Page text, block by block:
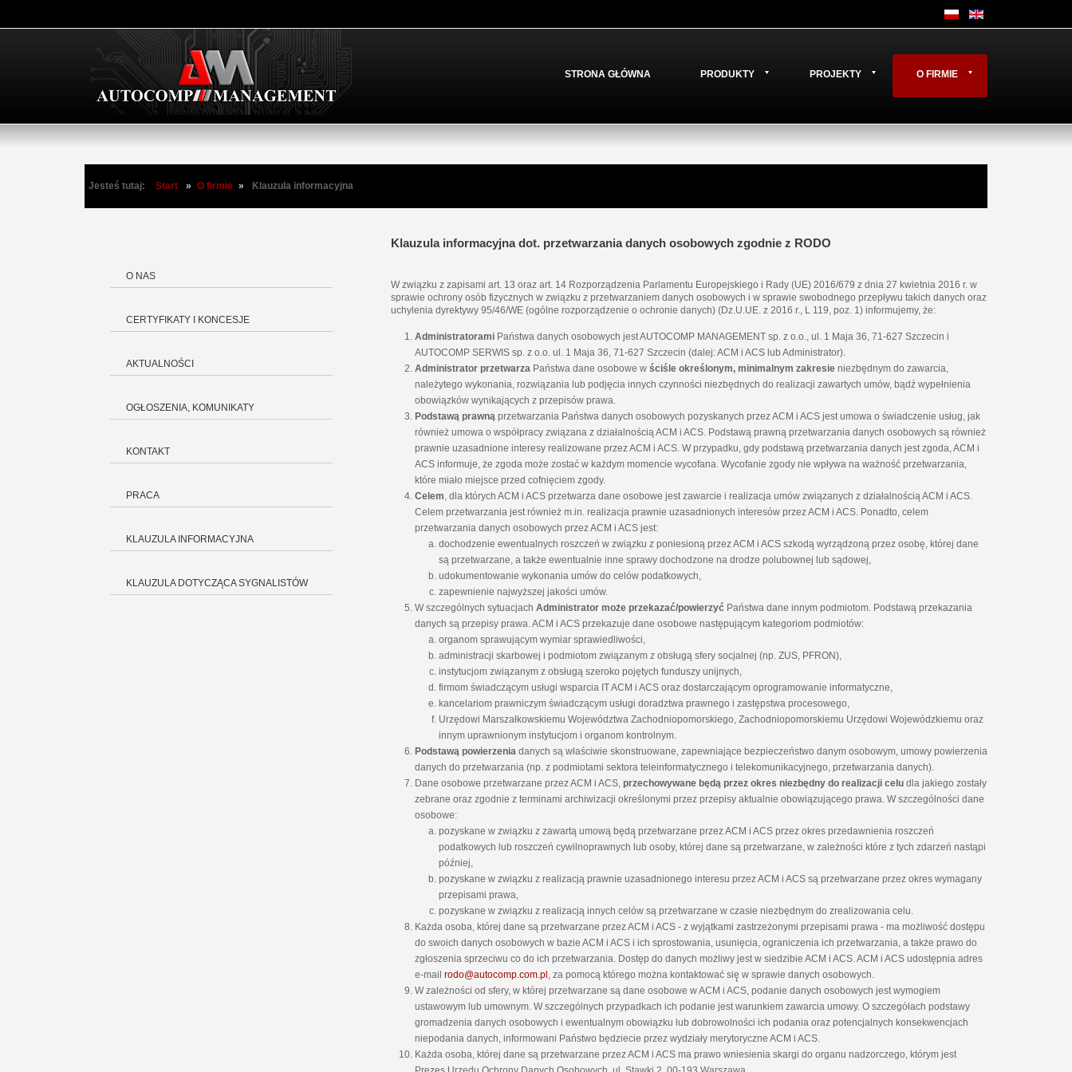
STRONA GŁÓWNA PRODUKTY PROJEKTY O FIRMIE
Jesteś tutaj: Start » O firmie » Klauzula informacyjna
O NAS
CERTYFIKATY I KONCESJE
AKTUALNOŚCI
OGŁOSZENIA, KOMUNIKATY
KONTAKT
PRACA
KLAUZULA INFORMACYJNA
KLAUZULA DOTYCZĄCA SYGNALISTÓW
Klauzula informacyjna dot. przetwarzania danych osobowych zgodnie z RODO
W związku z zapisami art. 13 oraz art. 14 Rozporządzenia Parlamentu Europejskiego i Rady (UE) 2016/679 z dnia 27 kwietnia 2016 r. w
sprawie ochrony osób fizycznych w związku z przetwarzaniem danych osobowych i w sprawie swobodnego przepływu takich danych oraz
uchylenia dyrektywy 95/46/WE (ogólne rozporządzenie o ochronie danych) (Dz.U.UE. z 2016 r., L 119, poz. 1) informujemy, że:
Administratorami Państwa danych osobowych jest AUTOCOMP MANAGEMENT sp. z o.o., ul. 1 Maja 36, 71-627 Szczecin i
AUTOCOMP SERWIS sp. z o.o. ul. 1 Maja 36, 71-627 Szczecin (dalej: ACM i ACS lub Administrator).
Administrator przetwarza Państwa dane osobowe w ściśle określonym, minimalnym zakresie niezbędnym do zawarcia,
należytego wykonania, rozwiązania lub podjęcia innych czynności niezbędnych do realizacji zawartych umów, bądź wypełnienia
obowiązków wynikających z przepisów prawa.
Podstawa prawną przetwarzania Państwa danych osobowych pozyskanych przez ACM i ACS jest umowa o świadczenie usług, jak
również umowa o współpracy związana z działalnością ACM i ACS. Podstawą prawną przetwarzania danych osobowych są również
prawnie uzasadnione interesy realizowane przez ACM i ACS. W przypadku, gdy podstawą przetwarzania danych jest zgoda, ACM i
ACS informuje, że zgoda może zostać w każdym momencie wycofana. Wycofanie zgody nie wpływa na ważność przetwarzania,
które miało miejsce przed cofnięciem zgody.
Celem, dla których ACM i ACS przetwarza dane osobowe jest zawarcie i realizacja umów związanych z działalnością ACM i ACS.
Celem przetwarzania jest również m.in. realizacja prawnie uzasadnionych interesów przez ACM i ACS. Ponadto, celem
przetwarzania danych osobowych przez ACM i ACS jest:
dochodzenie ewentualnych roszczeń w związku z poniesioną przez ACM i ACS szkodą wyrządzoną przez osobę, której dane
są przetwarzane, a także ewentualnie inne sprawy dochodzone na drodze polubownej lub sądowej,
udokumentowanie wykonania umów do celów podatkowych,
zapewnienie najwyższej jakości umów.
W szczególnych sytuacjach Administrator może przekazać/powierzyć Państwa dane innym podmiotom. Podstawą przekazania
danych są przepisy prawa. ACM i ACS przekazuje dane osobowe następującym kategoriom podmiotów:
organom sprawującym wymiar sprawiedliwości,
administracji skarbowej i podmiotom związanym z obsługą sfery socjalnej (np. ZUS, PFRON),
instytucjom związanym z obsługą szeroko pojętych funduszy unijnych,
firmom świadczącym usługi wsparcia IT ACM i ACS oraz dostarczającym oprogramowanie informatyczne,
kancelariom prawniczym świadczącym usługi doradztwa prawnego i zastępstwa procesowego,
Urzędowi Marszałkowskiemu Województwa Zachodniopomorskiego, Zachodniopomorskiemu Urzędowi Wojewódzkiemu oraz
innym uprawnionym instytucjom i organom kontrolnym.
Podstawą powierzenia danych są właściwie skonstruowane, zapewniające bezpieczeństwo danym osobowym, umowy powierzenia
danych do przetwarzania (np. z podmiotami sektora teleinformatycznego i telekomunikacyjnego, przetwarzania danych).
Dane osobowe przetwarzane przez ACM i ACS, przechowywane będą przez okres niezbędny do realizacji celu dla jakiego zostały
zebrane oraz zgodnie z terminami archiwizacji określonymi przez przepisy aktualnie obowiązującego prawa. W szczególności dane
osobowe:
pozyskane w związku z zawartą umową będą̨ przetwarzane przez ACM i ACS przez okres przedawnienia roszczeń
podatkowych lub roszczeń cywilnoprawnych lub osoby, której dane są przetwarzane, w zależności które z tych zdarzeń nastąpi
później,
pozyskane w związku z realizacją prawnie uzasadnionego interesu przez ACM i ACS są przetwarzane przez okres wymagany
przepisami prawa,
pozyskane w związku z realizacją innych celów są przetwarzane w czasie niezbędnym do zrealizowania celu.
Każda osoba, której dane są przetwarzane przez ACM i ACS - z wyjątkami zastrzeżonymi przepisami prawa - ma możliwość dostępu
do swoich danych osobowych w bazie ACM i ACS i ich sprostowania, usunięcia, ograniczenia ich przetwarzania, a także prawo do
zgłoszenia sprzeciwu co do ich przetwarzania. Dostęp do danych możliwy jest w siedzibie ACM i ACS. ACM i ACS udostępnia adres
e-mail rodo@autocomp.com.pl , za pomocą którego można kontaktować się̨ w sprawie danych osobowych.
W zależności od sfery, w której przetwarzane są dane osobowe w ACM i ACS, podanie danych osobowych jest wymogiem
ustawowym lub umownym. W szczególnych przypadkach ich podanie jest warunkiem zawarcia umowy. O szczegółach podstawy
gromadzenia danych osobowych i ewentualnym obowiązku lub dobrowolności ich podania oraz potencjalnych konsekwencjach
niepodania danych, informowani Państwo będziecie przez wydziały merytoryczne ACM i ACS.
Każda osoba, której dane są przetwarzane przez ACM i ACS ma prawo wniesienia skargi do organu nadzorczego, którym jest